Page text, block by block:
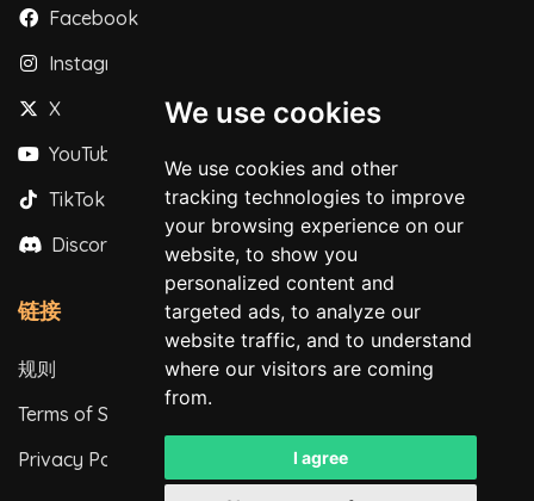
We use cookies
We use cookies and other
tracking technologies to improve
your browsing experience on our
website, to show you
personalized content and
targeted ads, to analyze our
website traffic, and to understand
where our visitors are coming
from.
I agree
Facebook
Instagram
X
YouTube
TikTok
Discord
链接
规则
Terms of Service
Privacy Policy